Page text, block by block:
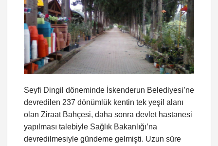
Seyfi Dingil döneminde İskenderun Belediyesi’ne
devredilen 237 dönümlük kentin tek yeşil alanı
olan Ziraat Bahçesi, daha sonra devlet hastanesi
yapılması talebiyle Sağlık Bakanlığı’na
devredilmesiyle gündeme gelmişti. Uzun süre